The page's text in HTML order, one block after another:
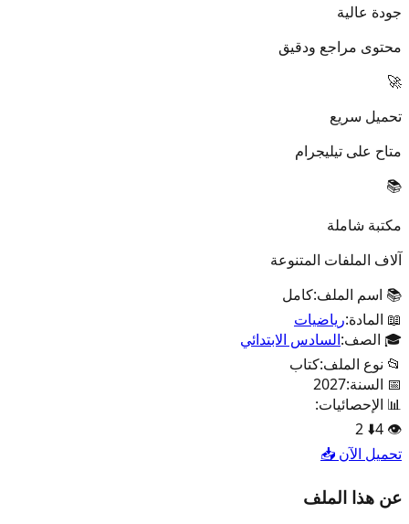
جودة عالية
محتوى مراجع ودقيق
🚀
تحميل سريع
متاح على تيليجرام
📚
مكتبة شاملة
آلاف الملفات المتنوعة
📚 اسم الملف:كامل
📖 المادة:رياضيات
🎓 الصف:السادس الابتدائي
📂 نوع الملف:كتاب
📅 السنة:2027
📊 الإحصائيات:
👁️
4
⬇️
2
تحميل الآن 📥
عن هذا الملف